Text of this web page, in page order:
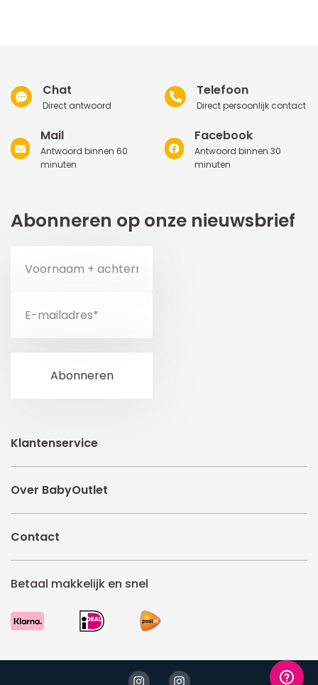
Chat
Direct antwoord
Telefoon
Direct persoonlijk contact
Mail
Antwoord binnen 60
minuten
Facebook
Antwoord binnen 30
minuten
Abonneren op onze nieuwsbrief
Klantenservice
Over BabyOutlet
Contact
Betaal makkelijk en snel